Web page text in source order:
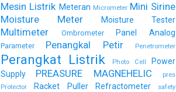
Mesin Listrik Meteran Micrometer Mini Sirine
Moisture Meter
Moisture Tester
Multimeter Ombrometer Panel Analog
Parameter Penangkal Petir Penetrometer
Perangkat Listrik Photo Cell
Power
Supply
PREASURE MAGNEHELIC
pres
Protector
Racket Puller Refractometer safety